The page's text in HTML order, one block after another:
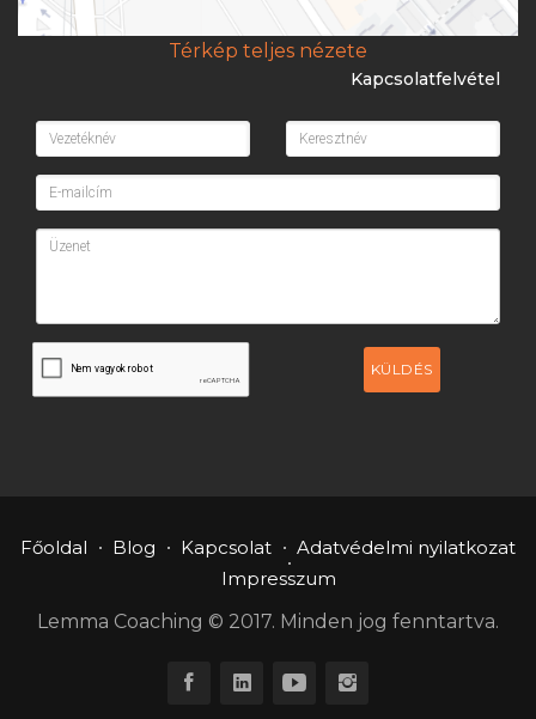
Térkép teljes nézete
Kapcsolatfelvétel
KÜLDÉS
Főoldal Blog Kapcsolat
Adatvédelmi nyilatkozat
Impresszum
Lemma Coaching © 2017. Minden jog fenntartva.